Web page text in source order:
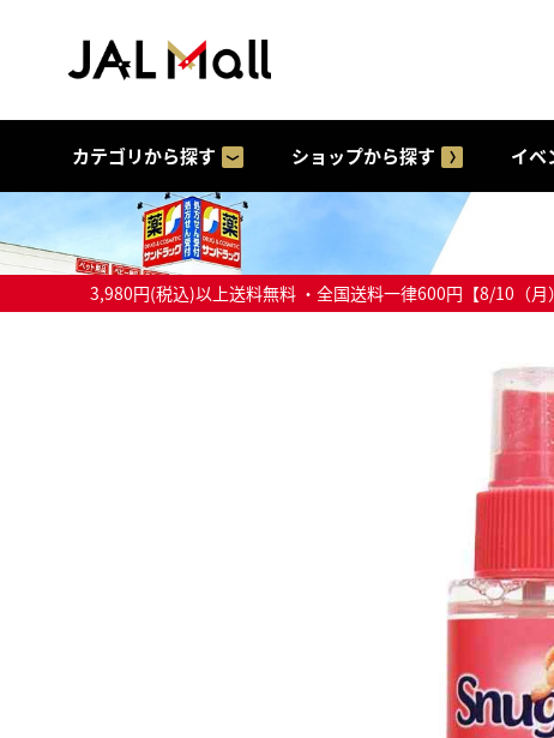
カテゴリから探す ショップから探す イベ
3,980円(税込)以上送料無料 ・全国送料一律600円【8/10（